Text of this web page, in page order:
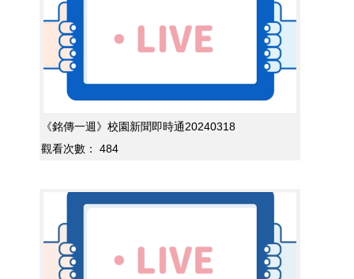
《銘傳一週》校園新聞即時通20240318
觀看次數：
484